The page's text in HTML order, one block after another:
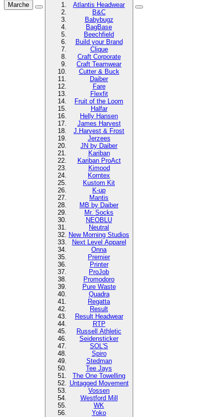
Marche
Atlantis Headwear
B&C
Babybugz
BagBase
Beechfield
Build your Brand
Clique
Craft Corporate
Craft Teamwear
Cutter & Buck
Daiber
Fare
Flexfit
Fruit of the Loom
Halfar
Helly Hansen
James Harvest
J.Harvest & Frost
Jerzees
JN by Daiber
Kariban
Kariban ProAct
Kimood
Korntex
Kustom Kit
K-up
Mantis
MB by Daiber
Mr. Socks
NEOBLU
Neutral
New Morning Studios
Next Level Apparel
Onna
Premier
Printer
ProJob
Promodoro
Pure Waste
Quadra
Regatta
Result
Result Headwear
RTP
Russell Athletic
Seidensticker
SOL'S
Spiro
Stedman
Tee Jays
The One Towelling
Untagged Movement
Vossen
Westford Mill
WK
Yoko